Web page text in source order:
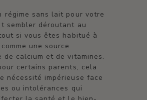
régime sans lait pour votre
sembler déroutant au
si vous êtes habitué à
une source
de calcium et de vitamines.
certains parents, cela
nécessité impérieuse face
ou intolérances qui